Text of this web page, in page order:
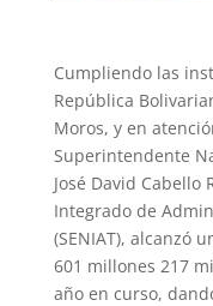
Cumpliendo las
República
Moros, y en
Superintendente
José David Cabello
Integrado de
(SENIAT), alcanzó
601 millones 217
año en curso,